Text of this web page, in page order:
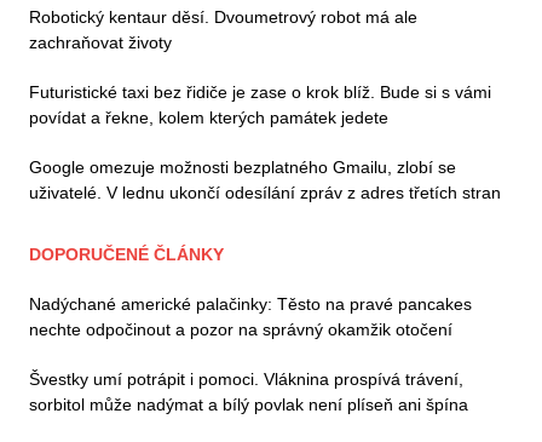
Robotický kentaur děsí. Dvoumetrový robot má ale
zachraňovat životy
Futuristické taxi bez řidiče je zase o krok blíž. Bude si s vámi
povídat a řekne, kolem kterých památek jedete
Google omezuje možnosti bezplatného Gmailu, zlobí se
uživatelé. V lednu ukončí odesílání zpráv z adres třetích stran
DOPORUČENÉ ČLÁNKY
Nadýchané americké palačinky: Těsto na pravé pancakes
nechte odpočinout a pozor na správný okamžik otočení
Švestky umí potrápit i pomoci. Vláknina prospívá trávení,
sorbitol může nadýmat a bílý povlak není plíseň ani špína